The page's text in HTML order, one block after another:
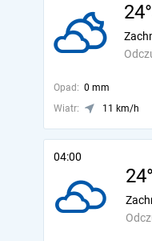
Opad: 0 mm
Wiatr:
11 km/h
04:00